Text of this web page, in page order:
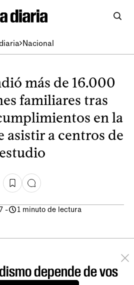
Nacional
más de 16.000
familiares tras
en la
asistir a centros de
estudio
- 1 minuto de lectura
depende de vos